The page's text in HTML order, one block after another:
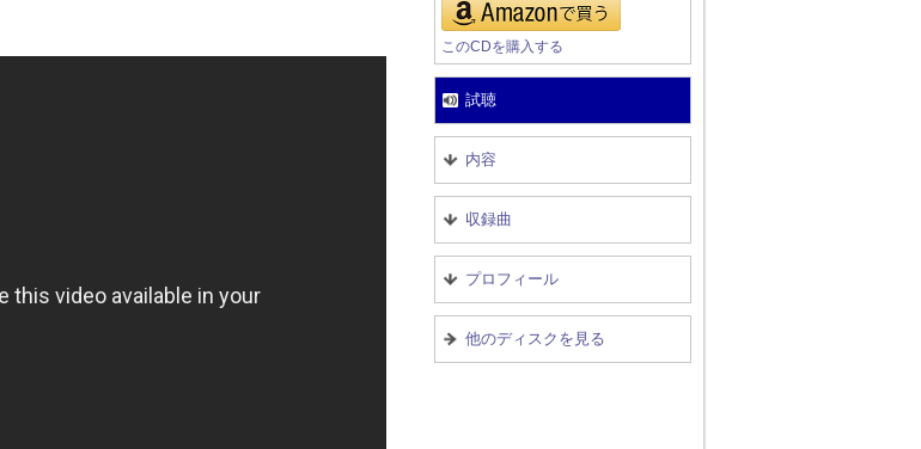
このCDを購入する
試聴
内容
収録曲
プロフィール
他のディスクを見る